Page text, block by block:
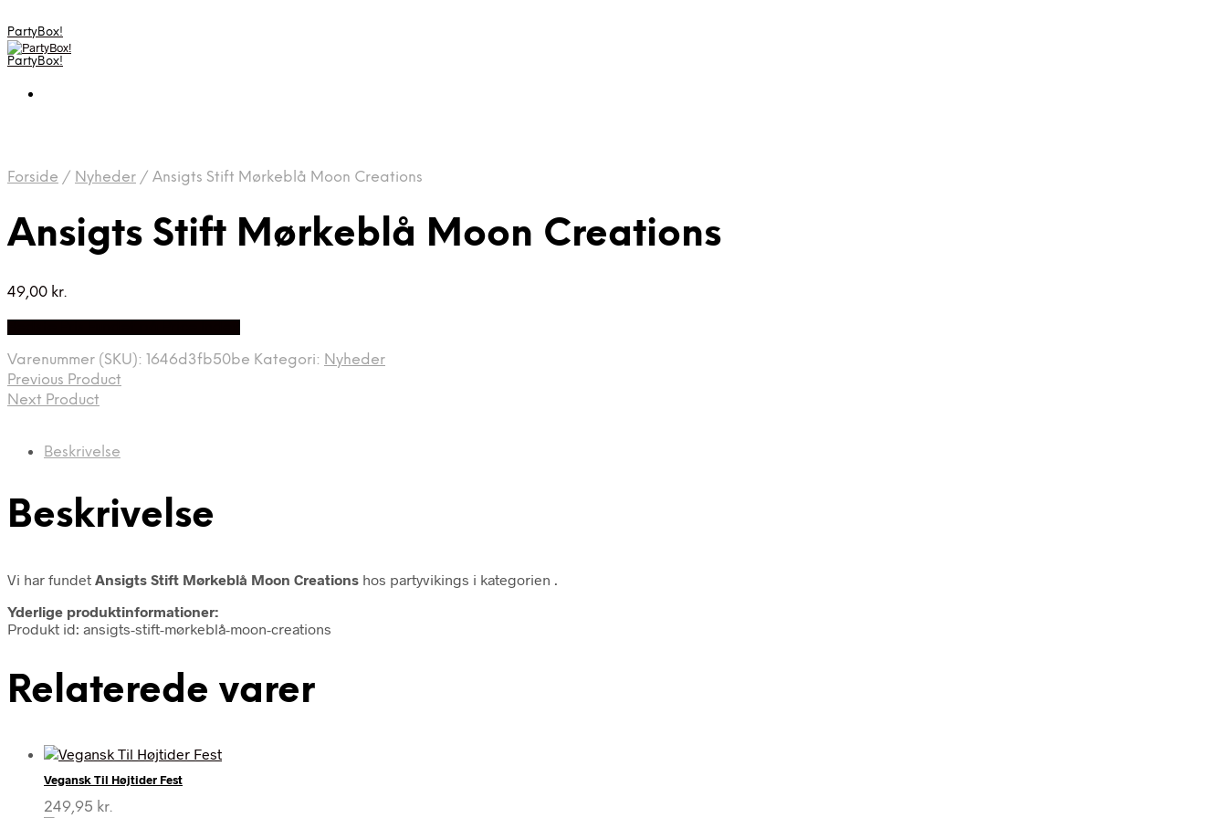
PartyBox!
PartyBox!
Forside / Nyheder / Ansigts Stift Mørkeblå Moon Creations
Ansigts Stift Mørkeblå Moon Creations
49,00 kr.
Varenummer (SKU): 1646d3fb50be Kategori: Nyheder
Previous Product
Next Product
Beskrivelse
Beskrivelse
Vi har fundet Ansigts Stift Mørkeblå Moon Creations hos partyvikings i kategorien
Yderlige produktinformationer:
Produkt id: ansigts-stift-mørkeblå-moon-creations
Relaterede varer
Vegansk Til Højtider Fest
249,95 kr.